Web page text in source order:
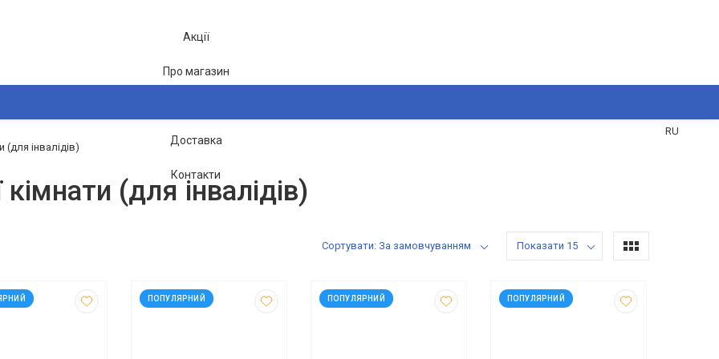
Акції
Про магазин
Доставка
Контакти
RU
26
(для інвалідів)
(для інвалідів)
Сортувати: За замовчуванням Показати 15
ПОПУЛЯРНИЙ
код: 90757 ПОПУЛЯРНИЙ
код: 90755 ПОПУЛЯРНИЙ
код: 90753